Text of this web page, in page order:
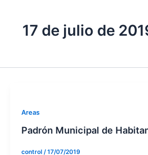
17 de julio de
Areas
Padrón Municipal de
control /17/07/2019